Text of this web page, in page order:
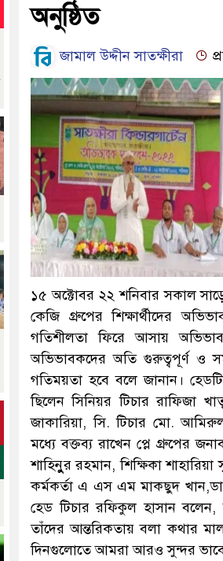
অনুষ্ঠিত
জামাল উদ্দীন সাতক্ষীরা
১৫ অক্টোবর ২২ শনিবার সকাল সাড়ে
কেজি গ্রুপের শিক্ষার্থীদের
গতিশীলতা ফিরে আসায়
অভিভাবকদের অতি গুরুত্বপূর্ণ ও
গতিময়তা হবে বলে জানান।
ছিলেন সিনিয়র টিচার রাফিজা
জাকারিয়া, সি. টিচার মো.
মধ্যে বক্তব্য রাখেন প্লে গ্রুপের
শাহিনুুর রহমান, শিক্ষিকা
কর্মকর্তা এ এস এম মাকছুদ
হেড টিচার রফিকুল হাসান
তাঁদের আন্তরিকতায় বলা কথার
দিনগুলোতে আমরা আরও সুন্দর ভাবে